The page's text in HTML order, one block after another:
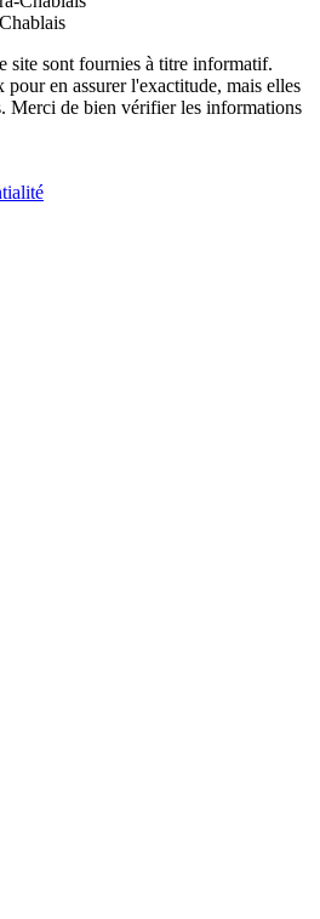
site sont fournies à titre informatif.
en assurer l'exactitude, mais elles
Merci de bien vérifier les informations